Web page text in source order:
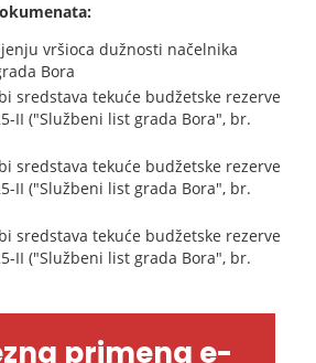
vršioca dužnosti načelnika
Bora
sredstava tekuće budžetske rezerve
II ("Službeni list grada Bora", br.
sredstava tekuće budžetske rezerve
II ("Službeni list grada Bora", br.
sredstava tekuće budžetske rezerve
II ("Službeni list grada Bora", br.
primena e-